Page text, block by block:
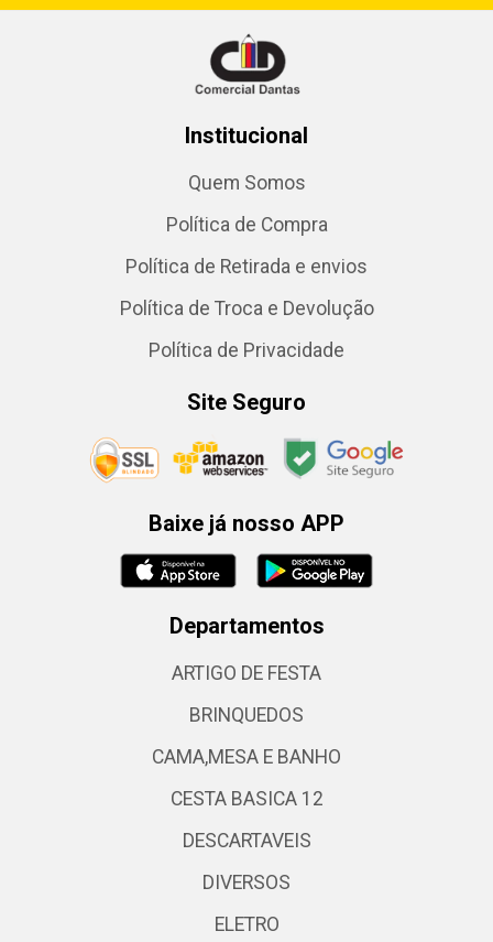
Institucional
Quem Somos
Política de Compra
Política de Retirada e envios
Política de Troca e Devolução
Política de Privacidade
Site Seguro
Baixe já nosso APP
Departamentos
ARTIGO DE FESTA
BRINQUEDOS
CAMA,MESA E BANHO
CESTA BASICA 12
DESCARTAVEIS
DIVERSOS
ELETRO